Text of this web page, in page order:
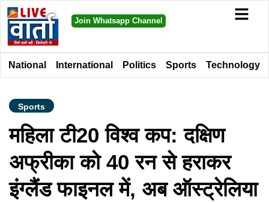
Join Whatsapp Channel
National International Politics Sports Technology
Sports
महिला टी20 विश्व कप: दक्षिण
अफ्रीका को 40 रन से हराकर
इंग्लैंड फाइनल में, अब ऑस्ट्रेलिया